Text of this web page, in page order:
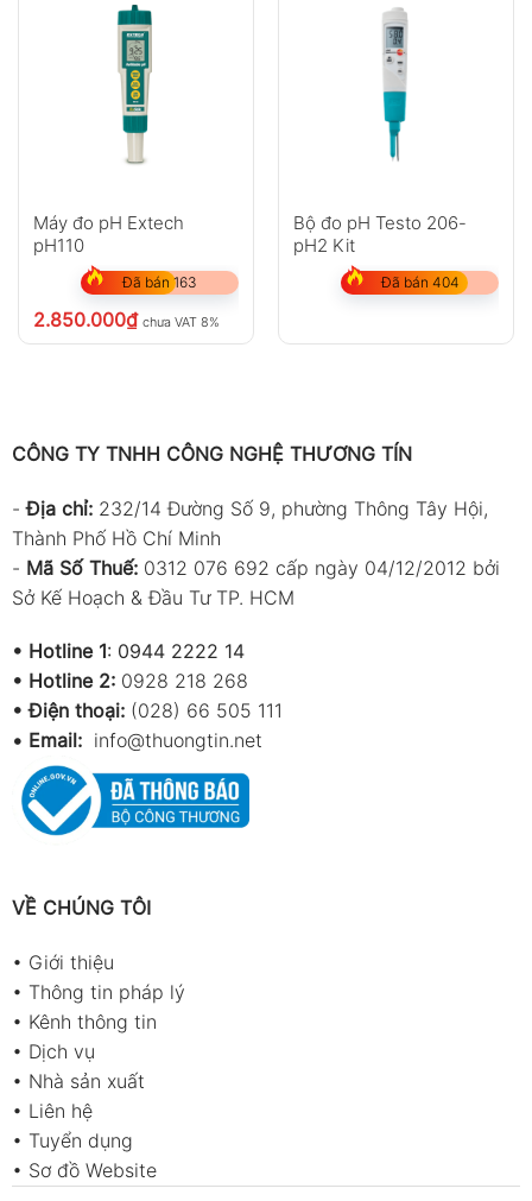
Máy đo pH Extech
pH110
Đã bán 163
2.850.000₫ chưa VAT 8%
Bộ đo pH Testo 206-
pH2 Kit
Đã bán 404
CÔNG TY TNHH CÔNG NGHỆ THƯƠNG TÍN
-Địa chỉ: 232/14 Đường Số 9, phường Thông Tây Hội,
Thành Phố Hồ Chí Minh
- Mã Số Thuế: 0312 076 692 cấp ngày 04/12/2012 bởi
Sở Kế Hoạch & Đầu Tư TP. HCM
• Hotline 1: 0944 2222 14
• Hotline 2: 0928 218 268
• Điện thoại: (028) 66 505 111
• Email: info@thuongtin.net
VỀ CHÚNG TÔI
• Giới thiệu
• Thông tin pháp lý
• Kênh thông tin
• Dịch vụ
• Nhà sản xuất
• Liên hệ
• Tuyển dụng
• Sơ đồ Website